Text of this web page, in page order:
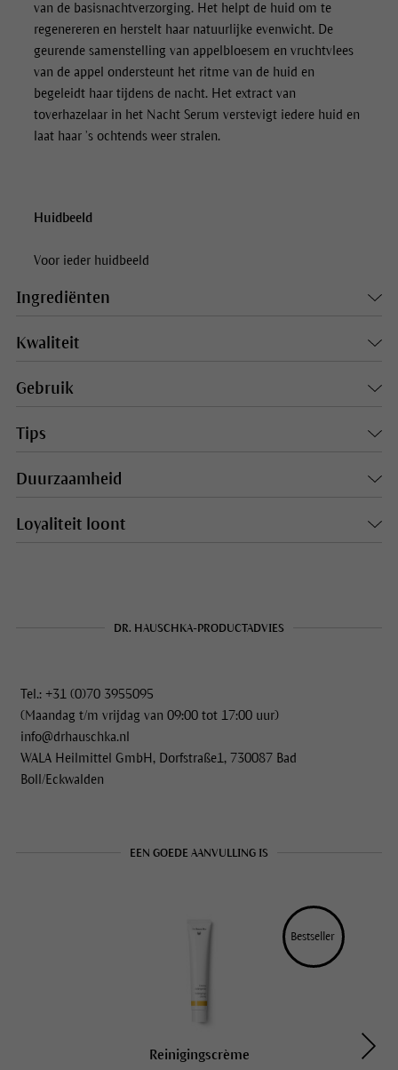
van de basisnachtverzorging. Het helpt de huid om te
regenereren en herstelt haar natuurlijke evenwicht. De
geurende samenstelling van appelbloesem en vruchtvlees
van de appel ondersteunt het ritme van de huid en
begeleidt haar tijdens de nacht. Het extract van
toverhazelaar in het Nacht Serum verstevigt iedere huid en
laat haar ’s ochtends weer stralen.
Huidbeeld
Voor ieder huidbeeld
Ingrediënten
Kwaliteit
Gebruik
Tips
Duurzaamheid
Loyaliteit loont
DR. HAUSCHKA-PRODUCTADVIES
Tel.: +31 (0)70 3955095
(Maandag t/m vrijdag van 09:00 tot 17:00 uur)
info@drhauschka.nl
WALA Heilmittel GmbH, Dorfstraße1, 730087 Bad
Boll/Eckwalden
EEN GOEDE AANVULLING IS
Bestseller
Reinigingscrème